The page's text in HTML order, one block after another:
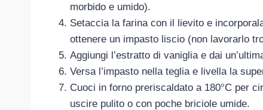
morbido e umido).
Setaccia la farina con il lievito e
ottenere un impasto liscio (non lavorarlo
Aggiungi l’estratto di vaniglia e dai
Versa l’impasto nella teglia e livella la
Cuoci in forno preriscaldato a 180°C per
uscire pulito o con poche briciole umide.